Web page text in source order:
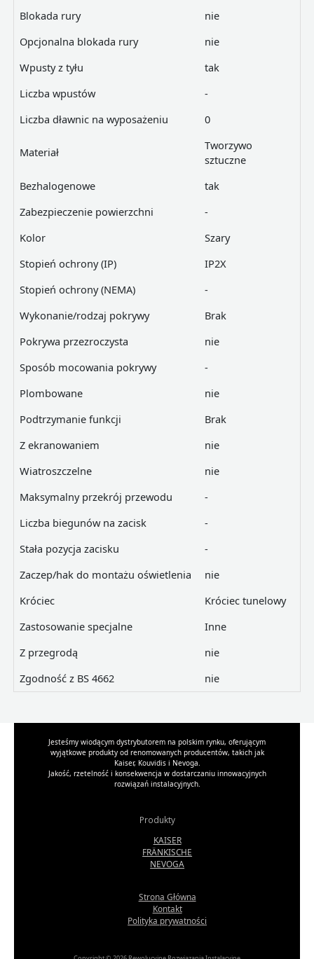
Blokada rury
nie
Opcjonalna blokada rury
nie
Wpusty z tyłu
tak
Liczba wpustów
-
Liczba dławnic na wyposażeniu
0
Materiał
Tworzywo
sztuczne
Bezhalogenowe
tak
Zabezpieczenie powierzchni
-
Kolor
Szary
Stopień ochrony (IP)
IP2X
Stopień ochrony (NEMA)
-
Wykonanie/rodzaj pokrywy
Brak
Pokrywa przezroczysta
nie
Sposób mocowania pokrywy
-
Plombowane
nie
Podtrzymanie funkcji
Brak
Z ekranowaniem
nie
Wiatroszczelne
nie
Maksymalny przekrój przewodu
-
Liczba biegunów na zacisk
-
Stała pozycja zacisku
-
Zaczep/hak do montażu oświetlenia
nie
Króciec
Króciec tunelowy
Zastosowanie specjalne
Inne
Z przegrodą
nie
Zgodność z BS 4662
nie
Jesteśmy wiodącym dystrybutorem na polskim rynku, oferującym
wyjątkowe produkty od renomowanych producentów, takich jak
Kaiser, Kouvidis i Nevoga.
Jakość, rzetelność i konsekwencja w dostarczaniu innowacyjnych
rozwiązań instalacyjnych.
Produkty
KAISER
FRÄNKISCHE
NEVOGA
Strona Główna
Kontakt
Polityka prywatności